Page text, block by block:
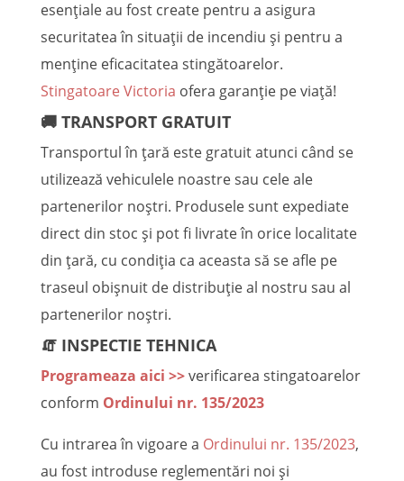
esențiale au fost create pentru a asigura
securitatea în situații de incendiu și pentru a
menține eficacitatea stingătoarelor.
Stingatoare Victoria ofera garanție pe viață!
🚚 TRANSPORT GRATUIT
Transportul în țară este gratuit atunci când se
utilizează vehiculele noastre sau cele ale
partenerilor noștri. Produsele sunt expediate
direct din stoc și pot fi livrate în orice localitate
din țară, cu condiția ca aceasta să se afle pe
traseul obișnuit de distribuție al nostru sau al
partenerilor noștri.
🧯 INSPECTIE TEHNICA
Programeaza aici >>verificarea stingatoarelor
conform Ordinului nr. 135/2023
Cu intrarea în vigoare a Ordinului nr. 135/2023,
au fost introduse reglementări noi și